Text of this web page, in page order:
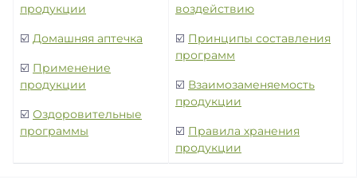
продукции
☑️ Домашняя аптечка
☑️ Применение
продукции
☑️ Оздоровительные
программы
воздействию
☑️ Принципы составления
программ
☑️ Взаимозаменяемость
продукции
☑️ Правила хранения
продукции